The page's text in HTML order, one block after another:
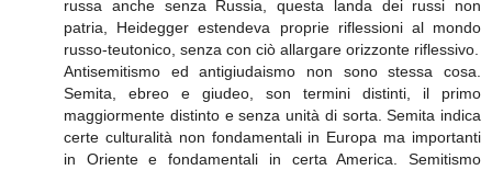
russa anche senza Russia, questa landa dei russi non
patria, Heidegger estendeva proprie riflessioni al mondo
russo-teutonico, senza con ciò allargare orizzonte riflessivo.
Antisemitismo ed antigiudaismo non sono stessa cosa.
Semita, ebreo e giudeo, son termini distinti, il primo
maggiormente distinto e senza unità di sorta. Semita indica
certe culturalità non fondamentali in Europa ma importanti
in Oriente e fondamentali in certa America. Semitismo